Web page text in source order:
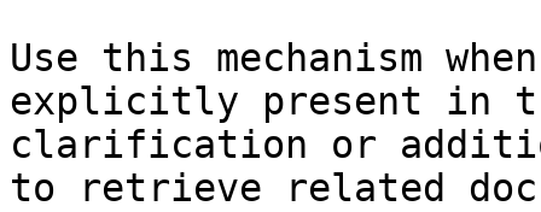
Use this mechanism
explicitly present in
clarification or